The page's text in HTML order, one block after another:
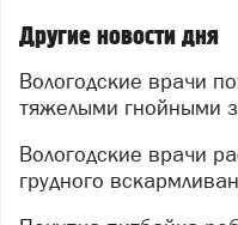
Другие новости дня
Вологодские врачи помогли 85 пациентам с
тяжелыми гнойными
Вологодские врачи рассказали о главной пользе
грудного